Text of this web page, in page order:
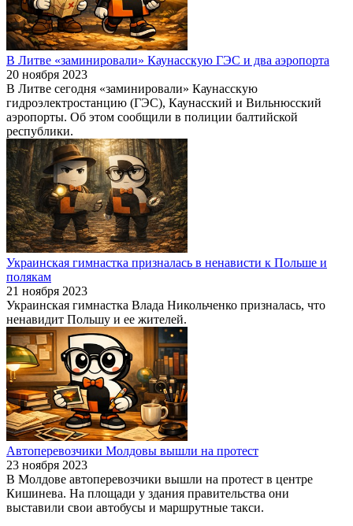
В Литве «заминировали» Каунасскую ГЭС и два аэропорта
20 ноября 2023
В Литве сегодня «заминировали» Каунасскую
гидроэлектростанцию (ГЭС), Каунасский и Вильнюсский
аэропорты. Об этом сообщили в полиции балтийской
республики.
Украинская гимнастка призналась в ненависти к Польше и
полякам
21 ноября 2023
Украинская гимнастка Влада Никольченко призналась, что
ненавидит Польшу и ее жителей.
Автоперевозчики Молдовы вышли на протест
23 ноября 2023
В Молдове автоперевозчики вышли на протест в центре
Кишинева. На площади у здания правительства они
выставили свои автобусы и маршрутные такси.